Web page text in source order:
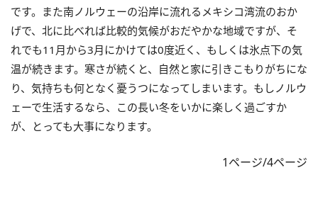
です。また南ノルウェーの沿岸に流れるメキシコ湾流のおか
げで、北に比べれば比較的気候がおだやかな地域ですが、そ
れでも11月から3月にかけては0度近く、もしくは氷点下の気
温が続きます。寒さが続くと、自然と家に引きこもりがちにな
り、気持ちも何となく憂うつになってしまいます。もしノルウ
ェーで生活するなら、この長い冬をいかに楽しく過ごすか
が、とっても大事になります。
1ページ/4ページ